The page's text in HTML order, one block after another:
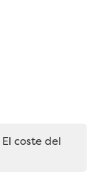
El coste del